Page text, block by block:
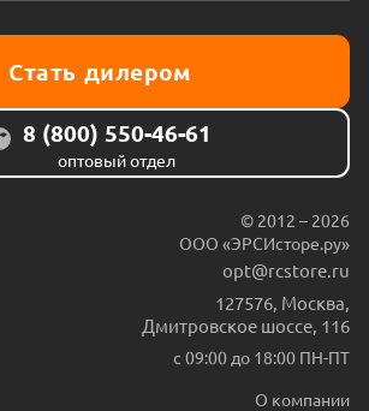
Стать дилером
8 (800) 550-46-61
оптовый отдел
© 2012 – 2026
ООО «ЭРСИсторе.ру»
opt@rcstore.ru
127576, Москва,
Дмитровское шоссе, 116
с 09:00 до 18:00 ПН-ПТ
О компании